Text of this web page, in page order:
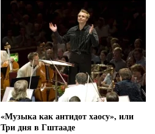
«Музыка как антидот хаосу», или
Три дня в Гштааде